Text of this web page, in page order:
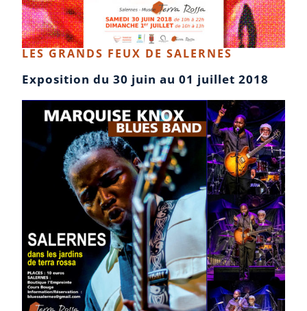
LES GRANDS FEUX DE SALERNES
Exposition du 30 juin au 01 juillet 2018